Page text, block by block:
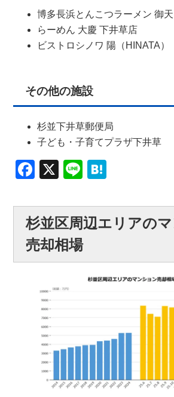
博多長浜とんこつラーメン 御
らーめん 大慶 下井草店
ビストロシノワ 陽（HINATA）
その他の施設
杉並下井草郵便局
子ども・子育てプラザ下井草
Facebook
X Line
杉並区周辺エリアの
売却相場